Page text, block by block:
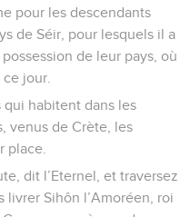
pour les descendants
de Séir, pour lesquels il a
de leur pays, où
jour.
qui habitent dans les
venus de Crète, les
place.
dit l’Eternel, et traversez
livrer Sihôn l’Amoréen, roi